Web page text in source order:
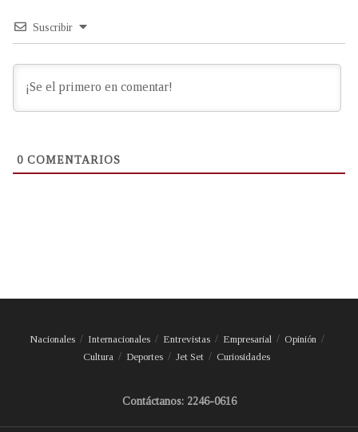
Suscribir
0 COMENTARIOS
Nacionales Internacionales Entrevistas Empresarial
Opinión
Cultura
Deportes Jet Set Curiosidades
Contáctanos: 2246-0616